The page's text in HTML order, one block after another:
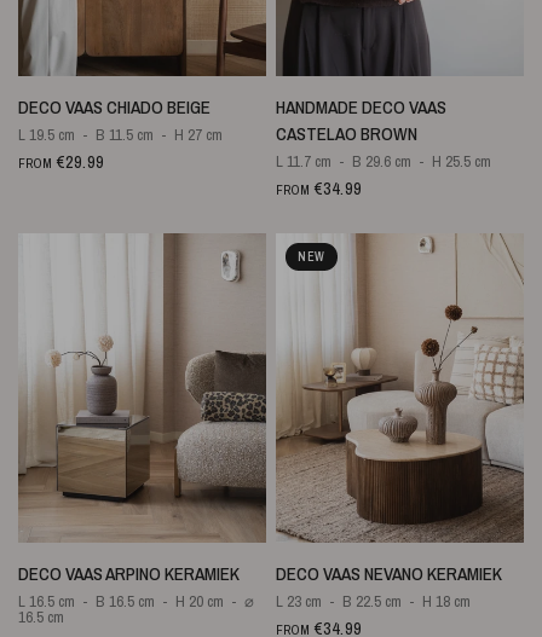
QUICK VIEW
DECO VAAS CHIADO BEIGE
L 19.5 cm B 11.5 cm H 27 cm
FROM €29.99
QUICK VIEW
HANDMADE DECO VAAS
CASTELAO BROWN
L 11.7 cm B 29.6 cm H 25.5 cm
FROM €34.99
QUICK VIEW
DECO VAAS ARPINO KERAMIEK
L 16.5 cm B 16.5 cm H 20 cm ⌀
16.5 cm
NEW
QUICK VIEW
DECO VAAS NEVANO KERAMIEK
L 23 cm B 22.5 cm H 18 cm
FROM €34.99